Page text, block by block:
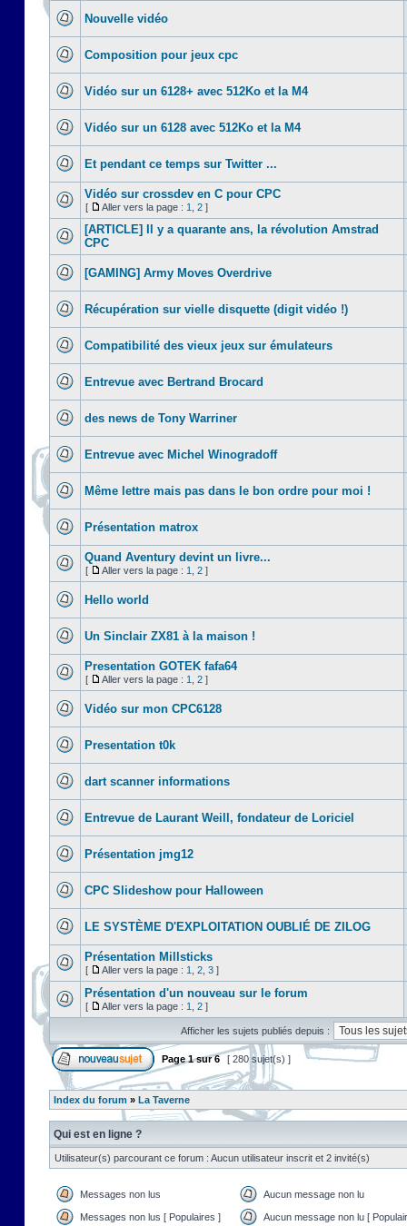
Nouvelle vidéo
Composition pour jeux cpc
Vidéo sur un 6128+ avec 512Ko et la M4
Vidéo sur un 6128 avec 512Ko et la M4
Et pendant ce temps sur Twitter ...
Vidéo sur crossdev en C pour CPC
[ Aller vers la page : 1 2 ]
[ARTICLE] Il y a quarante ans, la révolution Amstrad
CPC
[GAMING] Army Moves Overdrive
Récupération sur vielle disquette (digit vidéo !)
Compatibilité des vieux jeux sur émulateurs
Entrevue avec Bertrand Brocard
des news de Tony Warriner
Entrevue avec Michel Winogradoff
Même lettre mais pas dans le bon ordre pour moi !
Présentation matrox
Quand Aventury devint un livre...
[ Aller vers la page : 1 2 ]
Hello world
Un Sinclair ZX81 à la maison !
Presentation GOTEK fafa64
[ Aller vers la page : 1 2 ]
Vidéo sur mon CPC6128
Presentation t0k
dart scanner informations
Entrevue de Laurant Weill, fondateur de Loriciel
Présentation jmg12
CPC Slideshow pour Halloween
LE SYSTÈME D'EXPLOITATION OUBLIÉ DE ZILOG
Présentation Millsticks
[ Aller vers la page : 1 2 3 ]
Présentation d'un nouveau sur le forum
[ Aller vers la page : 1 2 ]
Afficher les sujets publiés depuis :
Page1sur6 [ 280 sujet(s) ]
Index du forum » La Taverne
Qui est en ligne ?
Utilisateur(s) parcourant ce forum : Aucun utilisateur inscrit et 2 invité(s)
Messages non lus Aucun message non lu
Messages non lus [ Populaires ] Aucun message non lu [